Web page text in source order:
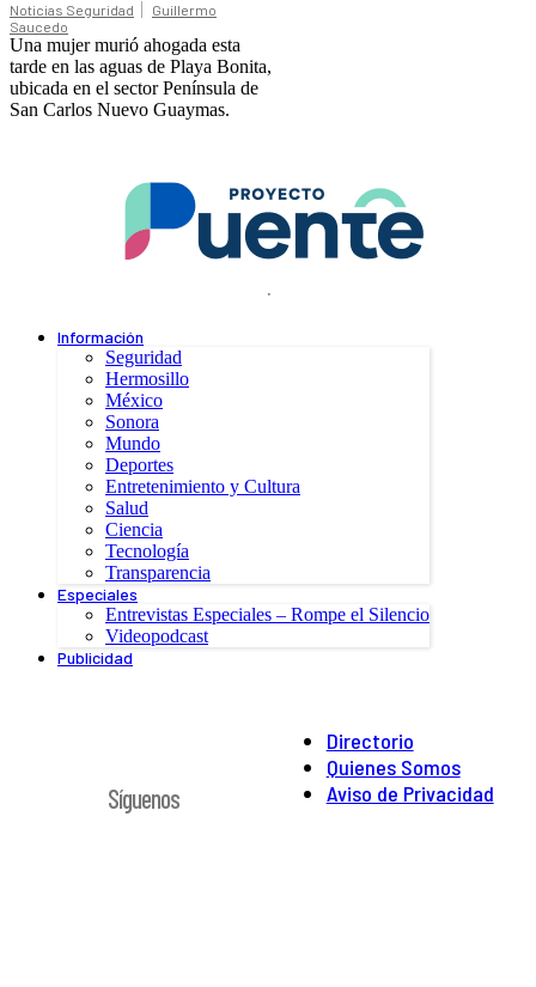
Noticias Seguridad
Guillermo
Saucedo
Una mujer murió ahogada esta
tarde en las aguas de Playa Bonita,
ubicada en el sector Península de
San Carlos Nuevo Guaymas.
.
Información
Seguridad
Hermosillo
México
Sonora
Mundo
Deportes
Entretenimiento y Cultura
Salud
Ciencia
Tecnología
Transparencia
Especiales
Entrevistas Especiales – Rompe el Silencio
Videopodcast
Publicidad
Directorio
Quienes Somos
Aviso de Privacidad
Síguenos